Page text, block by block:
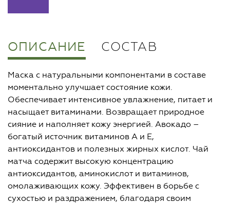
ОПИСАНИЕ СОСТАВ
Маска с натуральными компонентами в составе
моментально улучшает состояние кожи.
Обеспечивает интенсивное увлажнение, питает и
насыщает витаминами. Возвращает природное
сияние и наполняет кожу энергией. Авокадо –
богатый источник витаминов А и Е,
антиоксидантов и полезных жирных кислот. Чай
матча содержит высокую концентрацию
антиоксидантов, аминокислот и витаминов,
омолаживающих кожу. Эффективен в борьбе с
сухостью и раздражением, благодаря своим